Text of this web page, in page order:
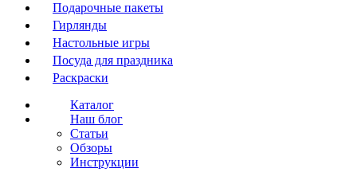
Подарочные пакеты
Гирлянды
Настольные игры
Посуда для праздника
Раскраски
Каталог
Наш блог
Статьи
Обзоры
Инструкции